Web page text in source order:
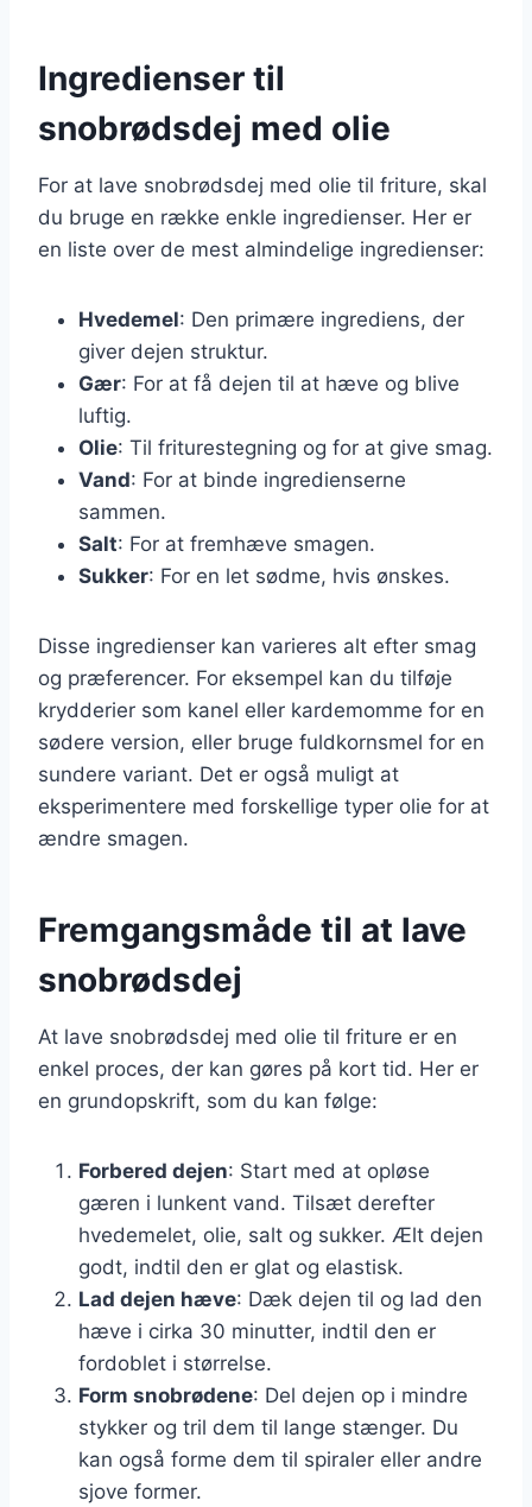
Ingredienser til
snobrødsdej med olie
For at lave snobrødsdej med olie til friture, skal
du bruge en række enkle ingredienser. Her er
en liste over de mest almindelige ingredienser:
Hvedemel: Den primære ingrediens, der
giver dejen struktur.
Gær: For at få dejen til at hæve og blive
luftig.
Olie: Til friturestegning og for at give smag.
Vand: For at binde ingredienserne
sammen.
Salt: For at fremhæve smagen.
Sukker: For en let sødme, hvis ønskes.
Disse ingredienser kan varieres alt efter smag
og præferencer. For eksempel kan du tilføje
krydderier som kanel eller kardemomme for en
sødere version, eller bruge fuldkornsmel for en
sundere variant. Det er også muligt at
eksperimentere med forskellige typer olie for at
ændre smagen.
Fremgangsmåde til at lave
snobrødsdej
At lave snobrødsdej med olie til friture er en
enkel proces, der kan gøres på kort tid. Her er
en grundopskrift, som du kan følge:
Forbered dejen: Start med at opløse
gæren i lunkent vand. Tilsæt derefter
hvedemelet, olie, salt og sukker. Ælt dejen
godt, indtil den er glat og elastisk.
Lad dejen hæve: Dæk dejen til og lad den
hæve i cirka 30 minutter, indtil den er
fordoblet i størrelse.
Form snobrødene: Del dejen op i mindre
stykker og tril dem til lange stænger. Du
kan også forme dem til spiraler eller andre
sjove former.